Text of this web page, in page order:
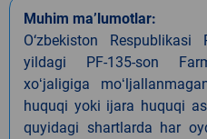
Muhim ma’lumotlar:
O‘zbekiston Respublikasi
yildagi PF-135-son
xoʻjaligiga
huquqi yoki ijara huquqi
quyidagi shartlarda har